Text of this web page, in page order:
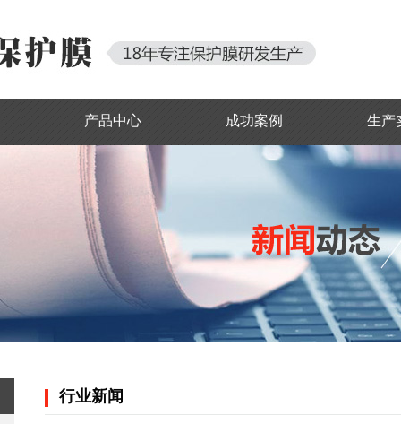
产品中心 成功案例 生产
行业新闻